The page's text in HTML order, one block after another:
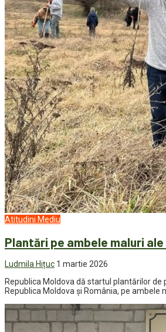
Atitudini Mediu
Plantări pe ambele maluri
Ludmila Hițuc 1 martie 2026
Republica Moldova dă startul plantărilor
Republica Moldova și România, pe ambele